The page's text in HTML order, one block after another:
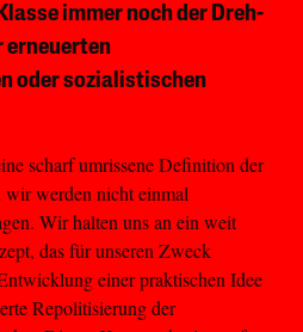
immer noch der Dreh-
erneuerten
oder sozialistischen
scharf umrissene Definition der
wir werden nicht einmal
Wir halten uns an ein weit
das für unseren Zweck
einer praktischen Idee
Repolitisierung der